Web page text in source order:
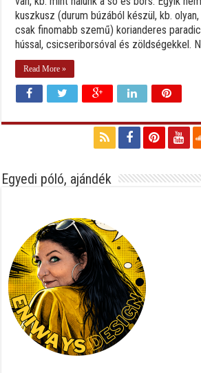
kuszkusz (durum búzából készül, kb.
csak finomabb szemű) korianderes
hússal, csicseriborsóval és zöldségekkel.
Read More »
Egyedi póló, ajándék